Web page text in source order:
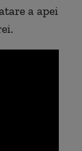
a apei